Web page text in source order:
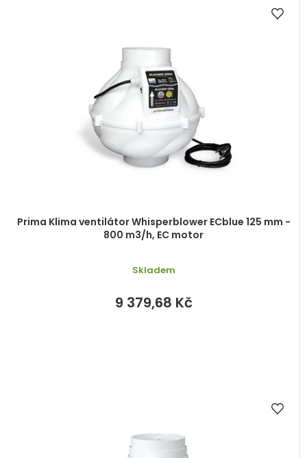
Prima Klima ventilátor Whisperblower ECblue 125 mm -
800 m3/h, EC motor
Skladem
9 379,68 Kč